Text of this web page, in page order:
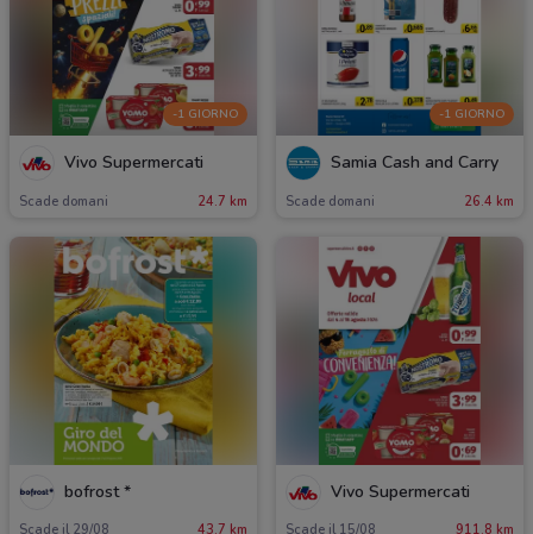
-1 GIORNO
Vivo Supermercati
Scade domani 24.7 km
-1 GIORNO
Samia Cash and Carry
Scade domani 26.4 km
bofrost *
Scade il 29/08 43.7 km
Vivo Supermercati
Scade il 15/08 911.8 km